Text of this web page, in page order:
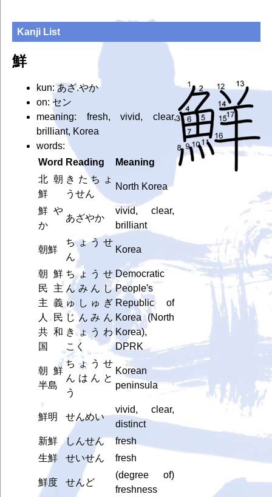
Kanji List
鮮
kun: あざ.やか
on: セン
meaning: fresh, vivid, clear,
brilliant, Korea
words:
Word Reading
Meaning
北朝
鮮
きたちょ
うせん
North Korea
鮮や
か
あざやか
vivid, clear,
brilliant
朝鮮
ちょうせ
ん
Korea
朝鮮
民主
主義
人民
共和
国
ちょうせ
んみんし
ゅしゅぎ
じんみん
きょうわ
こく
Democratic
People's
Republic of
Korea (North
Korea),
DPRK
朝鮮
半島
ちょうせ
んはんと
う
Korean
peninsula
鮮明 せんめい
vivid, clear,
distinct
新鮮
しんせん
fresh
生鮮
せいせん fresh
鮮度 せんど
(degree of)
freshness